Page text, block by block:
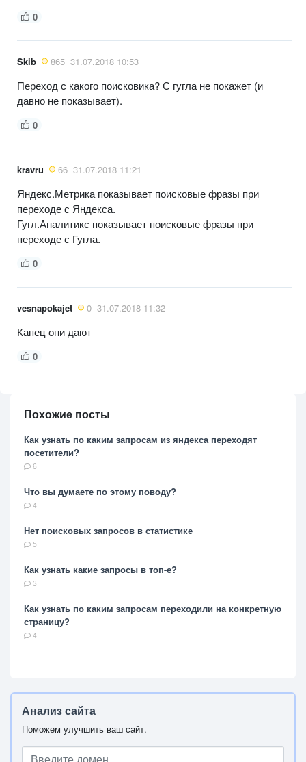
0
Skib 865 31.07.2018 10:53
Переход с какого поисковика? С гугла не покажет (и
давно не показывает).
0
kravru 66 31.07.2018 11:21
Яндекс.Метрика показывает поисковые фразы при
переходе с Яндекса.
Гугл.Аналитикс показывает поисковые фразы при
переходе с Гугла.
0
vesnapokajet 0 31.07.2018 11:32
Капец они дают
0
Похожие посты
Как узнать по каким запросам из яндекса переходят
посетители?
6
Что вы думаете по этому поводу?
4
Нет поисковых запросов в статистике
5
Как узнать какие запросы в топ-е?
3
Как узнать по каким запросам переходили на конкретную
страницу?
4
Анализ сайта
Поможем улучшить ваш сайт.